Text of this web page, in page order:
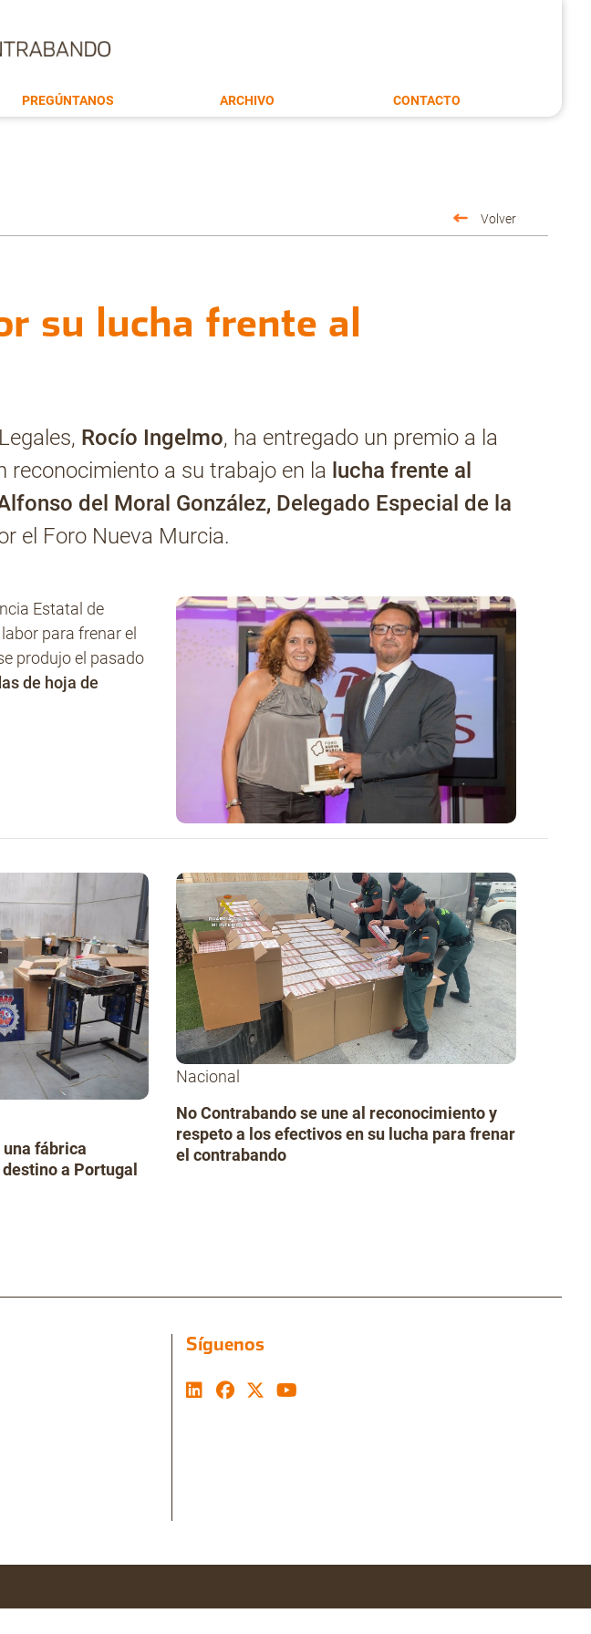
PREGÚNTANOS ARCHIVO CONTACTO
Volver
su lucha frente al
Rocío Ingelmo, ha entregado un premio a la
reconocimiento a su trabajo en la lucha frente al
del Moral González, Delegado Especial de la
el Foro Nueva Murcia.
Estatal de
para frenar el
produjo el pasado
de hoja de
fábrica
a Portugal
Nacional
No Contrabando se une al reconocimiento y
respeto a los efectivos en su lucha para frenar
el contrabando
Síguenos